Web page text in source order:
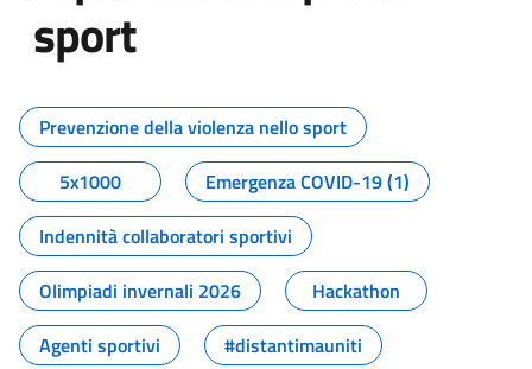
sport
Tutti i contenuti della pagina
Prevenzione della violenza nello sport
5x1000
Emergenza COVID-19 (1)
Indennità collaboratori sportivi
Olimpiadi invernali 2026
Hackathon
Agenti sportivi
#distantimauniti